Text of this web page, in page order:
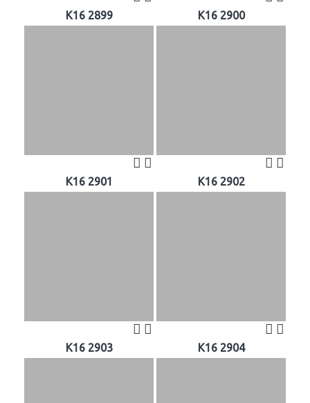
K16 2899 K16 2900
K16 2901 K16 2902
K16 2903 K16 2904